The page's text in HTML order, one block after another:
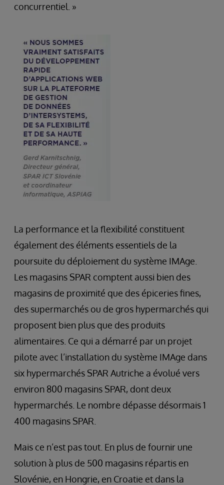
concurrentiel. »
La performance et la flexibilité constituent
également des éléments essentiels de la
poursuite du déploiement du système IMAge.
Les magasins SPAR comptent aussi bien des
magasins de proximité que des épiceries fines,
des supermarchés ou de gros hypermarchés qui
proposent bien plus que des produits
alimentaires. Ce qui a démarré par un projet
pilote avec l’installation du système IMAge dans
six hypermarchés SPAR Autriche a évolué vers
environ 800 magasins SPAR, dont deux
hypermarchés. Le nombre dépasse désormais 1
400 magasins SPAR.
Mais ce n’est pas tout. En plus de fournir une
solution à plus de 500 magasins répartis en
Slovénie, en Hongrie, en Croatie et dans la